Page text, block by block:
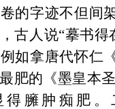
的字迹不但间
古人说“摹书得
如拿唐代怀仁
肥的《墨皇本
臃肿痴肥